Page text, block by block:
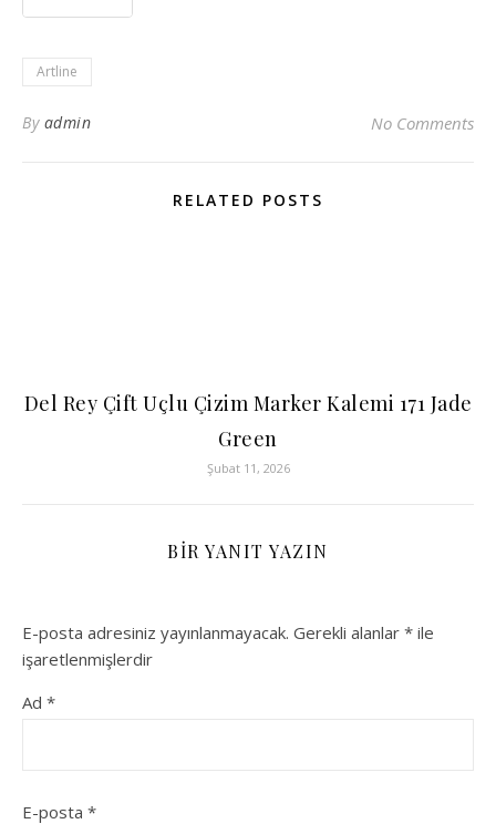
Artline
By admin No Comments
RELATED POSTS
Del Rey Çift Uçlu Çizim Marker Kalemi 171 Jade
Green
Şubat 11, 2026
BIR YANIT YAZIN
E-posta adresiniz yayınlanmayacak. Gerekli alanlar * ile
işaretlenmişlerdir
Ad *
E-posta *